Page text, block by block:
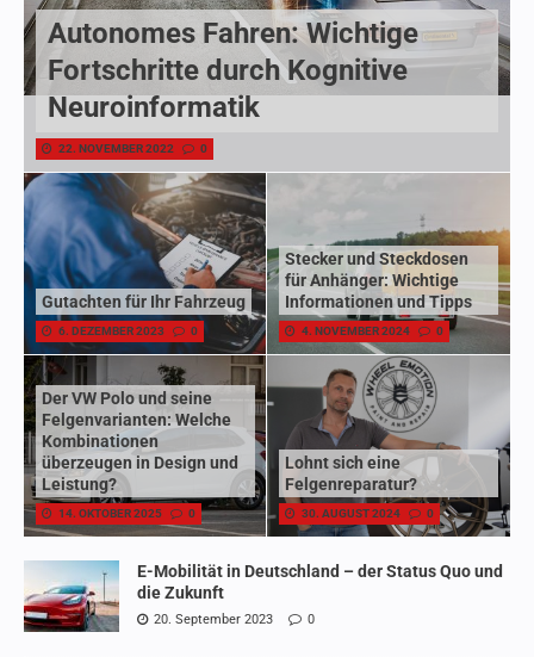
Autonomes Fahren: Wichtige
Fortschritte durch Kognitive
Neuroinformatik
22. NOVEMBER 2022 0
Gutachten für Ihr Fahrzeug
6. DEZEMBER 2023 0
Stecker und Steckdosen
für Anhänger: Wichtige
Informationen und Tipps
4. NOVEMBER 2024 0
Der VW Polo und seine
Felgenvarianten: Welche
Kombinationen
überzeugen in Design und
Leistung?
14. OKTOBER 2025 0
Lohnt sich eine
Felgenreparatur?
30. AUGUST 2024 0
E-Mobilität in Deutschland – der Status Quo und
die Zukunft
20. September 2023 0